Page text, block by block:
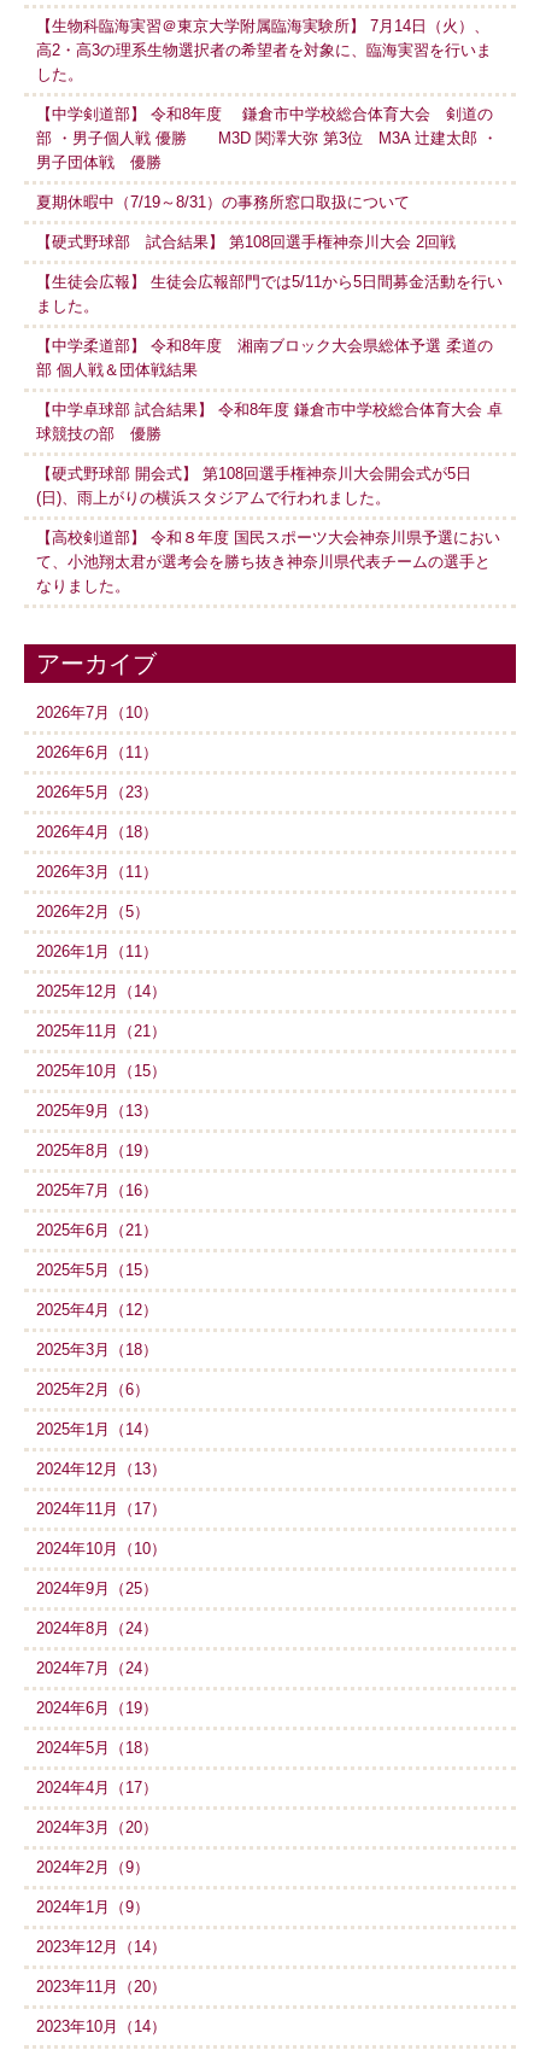
【生物科臨海実習＠東京大学附属臨海実験所】 7月14日（火）、
高2・高3の理系生物選択者の希望者を対象に、臨海実習を行いま
した。
【中学剣道部】 令和8年度 鎌倉市中学校総合体育大会 剣道の
部 ・男子個人戦 優勝 M3D 関澤大弥 第3位 M3A 辻建太郎 ・
男子団体戦 優勝
夏期休暇中（7/19～8/31）の事務所窓口取扱について
【硬式野球部 試合結果】 第108回選手権神奈川大会 2回戦
【生徒会広報】 生徒会広報部門では5/11から5日間募金活動を行い
ました。
【中学柔道部】 令和8年度 湘南ブロック大会県総体予選 柔道の
部 個人戦＆団体戦結果
【中学卓球部 試合結果】 令和8年度 鎌倉市中学校総合体育大会 卓
球競技の部 優勝
【硬式野球部 開会式】 第108回選手権神奈川大会開会式が5日
(日)、雨上がりの横浜スタジアムで行われました。
【高校剣道部】 令和８年度 国民スポーツ大会神奈川県予選におい
て、小池翔太君が選考会を勝ち抜き神奈川県代表チームの選手と
なりました。
アーカイブ
2026年7月（10）
2026年6月（11）
2026年5月（23）
2026年4月（18）
2026年3月（11）
2026年2月（5）
2026年1月（11）
2025年12月（14）
2025年11月（21）
2025年10月（15）
2025年9月（13）
2025年8月（19）
2025年7月（16）
2025年6月（21）
2025年5月（15）
2025年4月（12）
2025年3月（18）
2025年2月（6）
2025年1月（14）
2024年12月（13）
2024年11月（17）
2024年10月（10）
2024年9月（25）
2024年8月（24）
2024年7月（24）
2024年6月（19）
2024年5月（18）
2024年4月（17）
2024年3月（20）
2024年2月（9）
2024年1月（9）
2023年12月（14）
2023年11月（20）
2023年10月（14）